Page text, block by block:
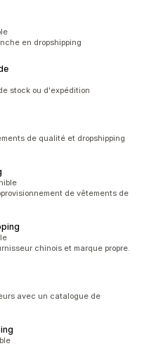
en dropshipping
stock ou d'expédition
de qualité et dropshipping
de vêtements de
chinois et marque propre.
avec un catalogue de